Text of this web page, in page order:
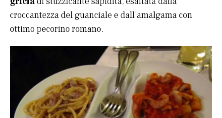
croccantezza del guanciale e dall’amalgama con
ottimo pecorino romano.